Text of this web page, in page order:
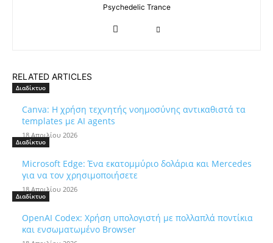
Psychedelic Trance
RELATED ARTICLES
Διαδίκτυο
Canva: Η χρήση τεχνητής νοημοσύνης αντικαθιστά τα
templates με AI agents
18 Απριλίου 2026
Διαδίκτυο
Microsoft Edge: Ένα εκατομμύριο δολάρια και Mercedes
για να τον χρησιμοποιήσετε
18 Απριλίου 2026
Διαδίκτυο
OpenAI Codex: Χρήση υπολογιστή με πολλαπλά ποντίκια
και ενσωματωμένο Browser